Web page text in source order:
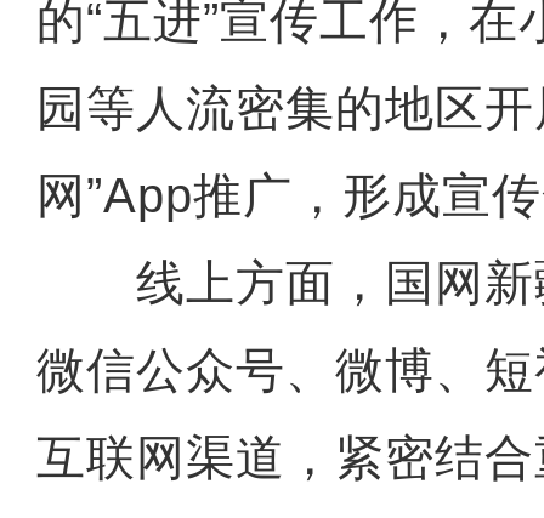
的“五进”宣传工作，
园等人流密集的地区
网”App推广，形成宣
线上方面，国网新
微信公众号、微博、
互联网渠道，紧密结